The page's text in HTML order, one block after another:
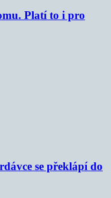
Platí to i pro
se překlápí do